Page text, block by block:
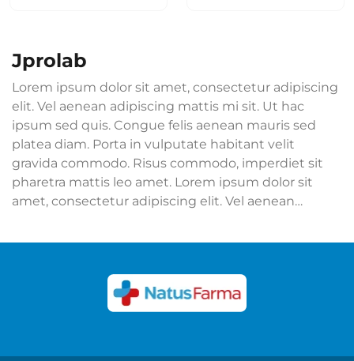
jprolab
Lorem ipsum dolor sit amet, consectetur adipiscing
elit. Vel aenean adipiscing mattis mi sit. Ut hac
ipsum sed quis. Congue felis aenean mauris sed
platea diam. Porta in vulputate habitant velit
gravida commodo. Risus commodo, imperdiet sit
pharetra mattis leo amet. Lorem ipsum dolor sit
amet, consectetur adipiscing elit. Vel aenean
Congue felis aenean mauris sed platea diam. Porta
commodo, imperdiet sit pharetra mattis leo amet.